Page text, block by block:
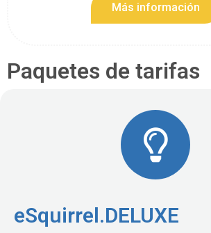
Más información
Paquetes de tarifas
eSquirrel.DELUXE